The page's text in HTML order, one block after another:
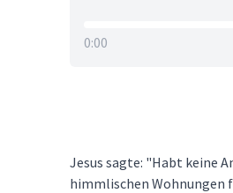
0:00
Jesus sagte: "Habt keine
himmlischen Wohnungen